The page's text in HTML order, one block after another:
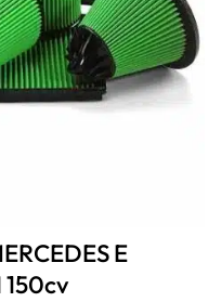
E
150cv